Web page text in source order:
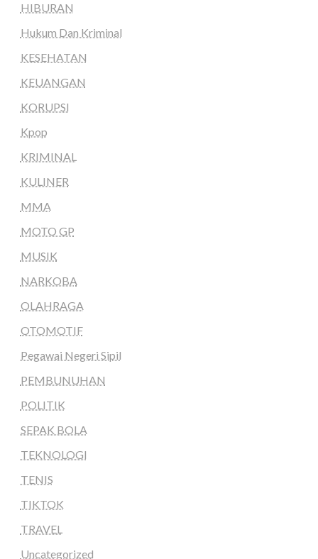
HIBURAN
Hukum Dan Kriminal
KESEHATAN
KEUANGAN
KORUPSI
Kpop
KRIMINAL
KULINER
MMA
MOTO GP
MUSIK
NARKOBA
OLAHRAGA
OTOMOTIF
Pegawai Negeri Sipil
PEMBUNUHAN
POLITIK
SEPAK BOLA
TEKNOLOGI
TENIS
TIKTOK
TRAVEL
Uncategorized